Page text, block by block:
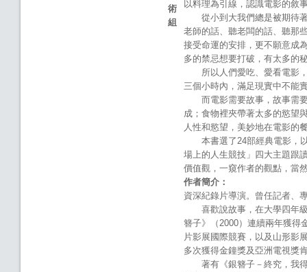
術
組
以料理為引線，認識電影的敘
從小到大我們總是被期待著
老師的話、聽老闆的話、聽那
接受命運的安排，更不願意成
多的禁忌想要打破，有太多的
所以人們愛吃、愛看電影，
三個小時內，滿足現實中不能
而電影需要故事，故事需要
成；食物裡夾帶著太多的慾望
人性和慾望，美妙地在電影的
本書選了24部經典電影，以
場上的人生競技」四大主題跟
價值觀，一窺作者的觀點，當
作者簡介：
資深紀錄片導演。曾任記者、
喜歡說故事，在大學四年級
簪子》（2000）連續兩年獲得
片影展國際競賽，以及山形影
多次獲得金鐘獎及亞洲電視獎
著有《銀簪子－終究，我得